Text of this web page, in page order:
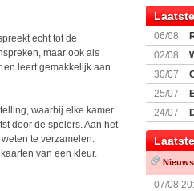
echt tot de
maar ook als
en leert gemakkelijk aan.
waarbij elke kamer
door de spelers. Aan het
te verzamelen.
van een kleur.
06/08
Land
02/08
30/07
25/07
24/07
Nieuws
07/08